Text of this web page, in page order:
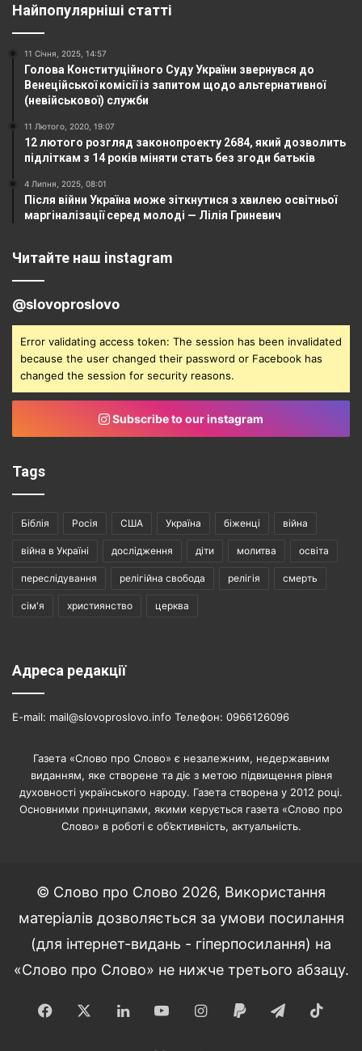
Найпопулярніші статті
11 Січня, 2025, 14:57
Голова Конституційного Суду України звернувся до
Венеційської комісії із запитом щодо альтернативної
(невійськової) служби
11 Лютого, 2020, 19:07
12 лютого розгляд законопроекту 2684, який дозволить
підліткам з 14 років міняти стать без згоди батьків
4 Липня, 2025, 08:01
Після війни Україна може зіткнутися з хвилею освітньої
маргіналізації серед молоді — Лілія Гриневич
Читайте наш instagram
@slovoproslovo
Error validating access token: The session has been invalidated
because the user changed their password or Facebook has
changed the session for security reasons.
Subscribe to our instagram
Tags
Біблія Росія США Україна біженці війна
війна в Україні дослідження діти молитва освіта
переслідування релігійна свобода релігія смерть
сім'я християнство церква
Адреса редакції
E-mail: mail@slovoproslovo.info Телефон: 0966126096
Газета «Слово про Слово» є незалежним, недержавним
виданням, яке створене та діє з метою підвищення рівня
духовності українського народу. Газета створена у 2012 році.
Основними принципами, якими керується газета «Слово про
Слово» в роботі є об’єктивність, актуальність.
© Слово про Слово 2026, Використання
матеріалів дозволяється за умови посилання
(для інтернет-видань - гіперпосилання) на
«Слово про Слово» не нижче третього абзацу.
Facebook LinkedInYouTubeInstagram
Paypal Telegram